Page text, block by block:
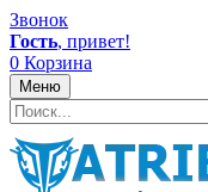
Звонок
Гость, привет!
0 Корзина
Меню